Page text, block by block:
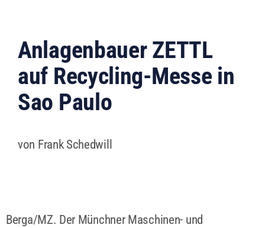
Anlagenbauer ZETTL
auf Recycling-Messe in
Sao Paulo
von Frank Schedwill
Berga/MZ. Der Münchner Maschinen- und